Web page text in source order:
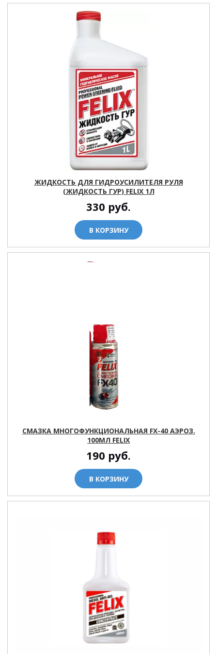
ЖИДКОСТЬ ДЛЯ ГИДРОУСИЛИТЕЛЯ РУЛЯ
(ЖИДКОСТЬ ГУР) FELIX 1Л
330 руб.
В КОРЗИНУ
СМАЗКА МНОГОФУНКЦИОНАЛЬНАЯ FX-40 АЭРОЗ.
100МЛ FELIX
190 руб.
В КОРЗИНУ